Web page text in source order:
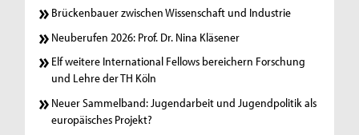
Brückenbauer zwischen Wissenschaft und Industrie
Neuberufen 2026: Prof. Dr. Nina Kläsener
Elf weitere International Fellows bereichern Forschung
und Lehre der TH Köln
Neuer Sammelband: Jugendarbeit und Jugendpolitik als
europäisches Projekt?